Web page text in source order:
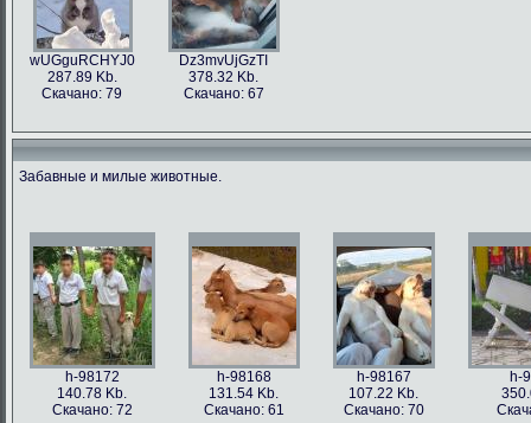
wUGguRCHYJ0
287.89 Kb.
Скачано: 79
Dz3mvUjGzTI
378.32 Kb.
Скачано: 67
Забавные и милые животные.
h-98172
140.78 Kb.
Скачано: 72
h-98168
131.54 Kb.
Скачано: 61
h-98167
107.22 Kb.
Скачано: 70
h-